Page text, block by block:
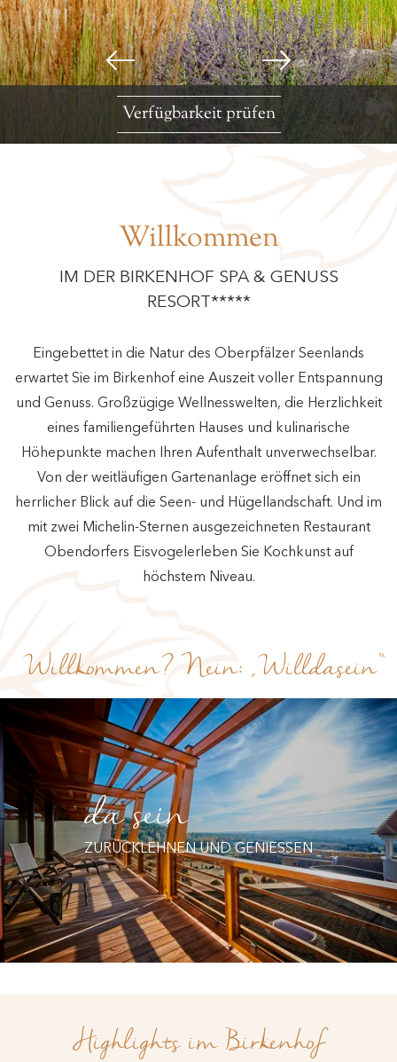
Verfügbarkeit prüfen
Willkommen
IM DER BIRKENHOF SPA & GENUSS
RESORT*****
Eingebettet in die Natur des Oberpfälzer Seenlands
erwartet Sie im Birkenhof eine Auszeit voller Entspannung
und Genuss. Großzügige Wellnesswelten, die Herzlichkeit
eines familiengeführten Hauses und kulinarische
Höhepunkte machen Ihren Aufenthalt unverwechselbar.
Von der weitläufigen Gartenanlage eröffnet sich ein
herrlicher Blick auf die Seen- und Hügellandschaft. Und im
mit zwei Michelin-Sternen ausgezeichneten Restaurant
Obendorfers Eisvogelerleben Sie Kochkunst auf
höchstem Niveau.
Willkommen? Nein: „Willdasein“
da sein
ZURÜCKLEHNEN UND GENIESSEN
Highlights im Birkenhof